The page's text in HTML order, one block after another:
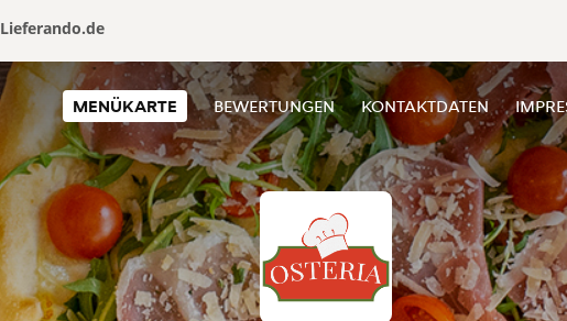
Lieferando.de
MENÜKARTE BEWERTUNGEN KONTAKTDATEN